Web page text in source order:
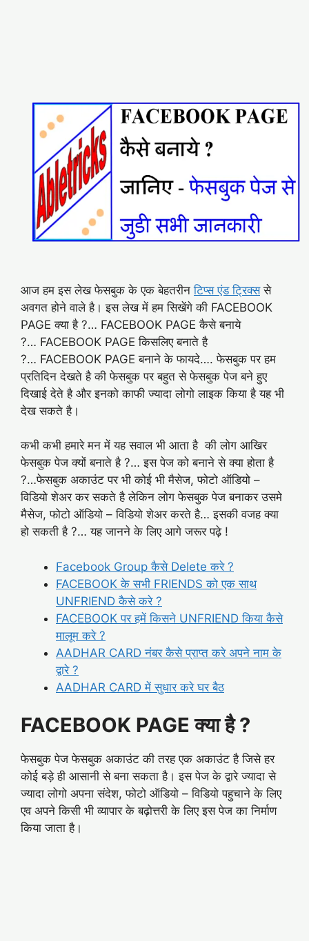
आज हम इस लेख फेसबुक के एक बेहतरीनटिप्स एंड ट्रिक्ससे
अवगत होने वाले है। इस लेख में हम सिखेंगे की FACEBOOK
PAGE क्या है ?… FACEBOOK PAGE कैसे बनाये
?… FACEBOOK PAGE किसलिए बनाते है
?… FACEBOOK PAGE बनाने के फायदे…. फेसबुक पर हम
प्रतिदिन देखते है की फेसबुक पर बहुत से फेसबुक पेज बने हुए
दिखाई देते है और इनको काफी ज्यादा लोगो लाइक किया है यह भी
देख सकते है।
कभी कभी हमारे मन में यह सवाल भी आता है की लोग आखिर
फेसबुक पेज क्यों बनाते है ?… इस पेज को बनाने से क्या होता है
?…फेसबुक अकाउंट पर भी कोई भी मैसेज, फोटो ऑडियो –
विडियो शेअर कर सकते है लेकिन लोग फेसबुक पेज बनाकर उसमे
मैसेज, फोटो ऑडियो – विडियो शेअर करते है… इसकी वजह क्या
हो सकती है ?… यह जानने के लिए आगे जरूर पढ़े !
Facebook Group कैसे Delete करे ?
FACEBOOK के सभी FRIENDS को एक साथ
UNFRIEND कैसे करे ?
FACEBOOK पर हमें किसने UNFRIEND किया कैसे
मालूम करे ?
AADHAR CARD नंबर कैसे प्राप्त करे अपने नाम के
द्वारे ?
AADHAR CARD में सुधार करे घर बैठ
FACEBOOK PAGE क्या है ?
फेसबुक पेज फेसबुक अकाउंट की तरह एक अकाउंट है जिसे हर
कोई बड़े ही आसानी से बना सकता है। इस पेज के द्वारे ज्यादा से
ज्यादा लोगो अपना संदेश, फोटो ऑडियो – विडियो पहुचाने के लिए
एव अपने किसी भी व्यापार के बढ़ोत्तरी के लिए इस पेज का निर्माण
किया जाता है।